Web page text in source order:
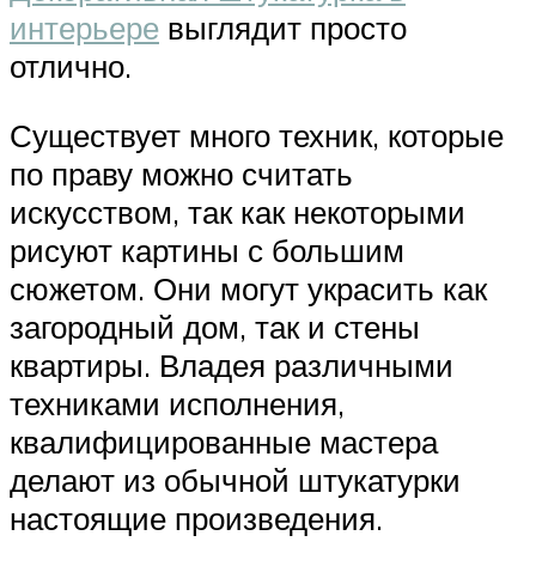
интерьере выглядит просто
отлично.
Существует много техник, которые
по праву можно считать
искусством, так как некоторыми
рисуют картины с большим
сюжетом. Они могут украсить как
загородный дом, так и стены
квартиры. Владея различными
техниками исполнения,
квалифицированные мастера
делают из обычной штукатурки
настоящие произведения.